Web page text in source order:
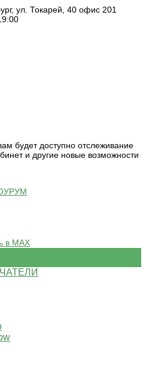
ул. Токарей, 40 офис 201
будет доступно отслеживание
и другие новые возможности
в MAX